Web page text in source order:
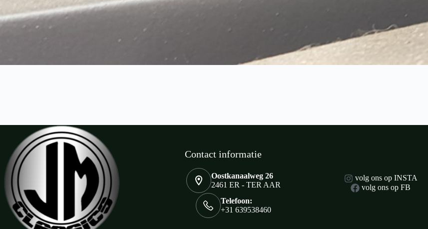
Contact informatie
Oostkanaalweg 26
2461 ER - TER AAR
Telefoon:
+31 639538460
volg ons op INSTA
volg ons op FB